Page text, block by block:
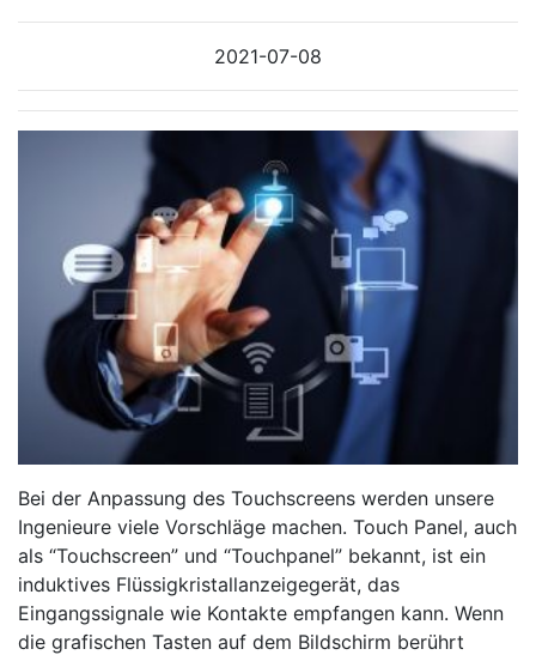
2021-07-08
Bei der Anpassung des Touchscreens werden unsere
Ingenieure viele Vorschläge machen. Touch Panel, auch
als “Touchscreen” und “Touchpanel” bekannt, ist ein
induktives Flüssigkristallanzeigegerät, das
Eingangssignale wie Kontakte empfangen kann. Wenn
die grafischen Tasten auf dem Bildschirm berührt